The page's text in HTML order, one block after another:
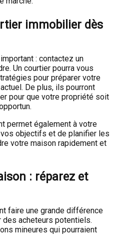
immobilier dès
: contactez un
Un courtier pourra vous
pour préparer votre
De plus, ils pourront
pour que votre propriété soit
permet également à votre
objectifs et de planifier les
votre maison rapidement et
: réparez et
faire une grande différence
acheteurs potentiels.
mineures qui pourraient